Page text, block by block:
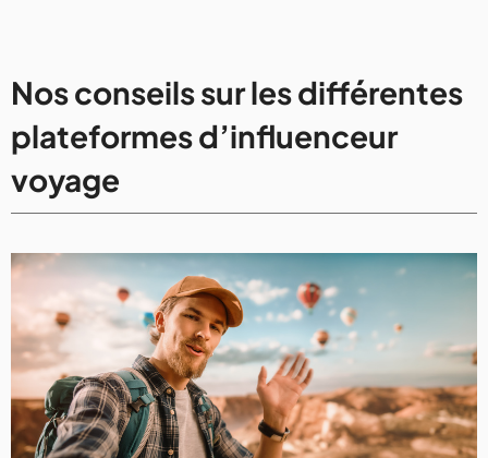
Nos conseils sur les différentes
plateformes d’influenceur
voyage